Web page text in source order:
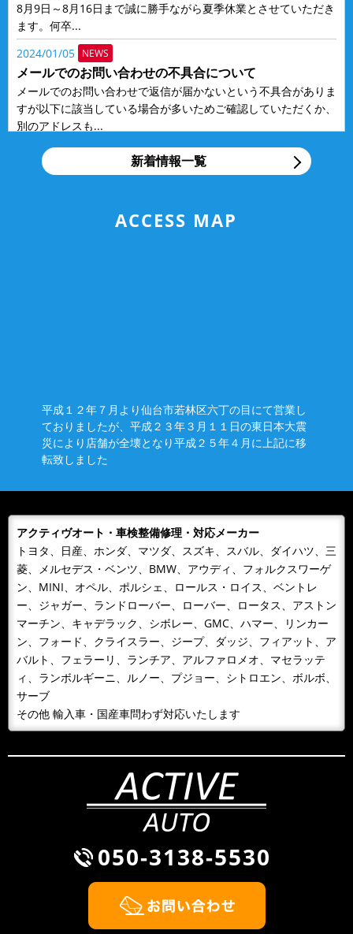
8月9日～8月16日まで誠に勝手ながら夏季休業とさせていただき
ます。何卒...
2024/01/05 NEWS
メールでのお問い合わせの不具合について
メールでのお問い合わせで返信が届かないという不具合がありま
すが以下に該当している場合が多いためご確認していただくか、
別のアドレスも...
2018/12/20
タイヤ交換お急ぎください！
新着情報一覧
ACCESS MAP
平成１２年７月より仙台市若林区六丁の目にて営業し
ておりましたが、平成２３年３月１１日の東日本大震
災により店舗が全壊となり平成２５年４月に上記に移
転致しました
アクティヴオート・車検整備修理・対応メーカー
トヨタ、日産、ホンダ、マツダ、スズキ、スバル、ダイハツ、三
菱、メルセデス・ベンツ、BMW、アウディ、フォルクスワーゲ
ン、MINI、オペル、ポルシェ、ロールス・ロイス、ベントレ
ー、ジャガー、ランドローバー、ローバー、ロータス、アストン
マーチン、キャデラック、シボレー、GMC、ハマー、リンカー
ン、フォード、クライスラー、ジープ、ダッジ、フィアット、ア
バルト、フェラーリ、ランチア、アルファロメオ、マセラッテ
ィ、ランボルギーニ、ルノー、プジョー、シトロエン、ボルボ、
サーブ
その他 輸入車・国産車問わず対応いたします
050-3138-5530